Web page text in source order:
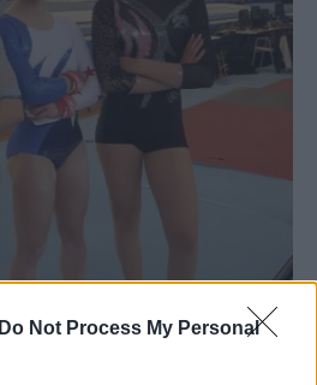
Do Not Process My Personal